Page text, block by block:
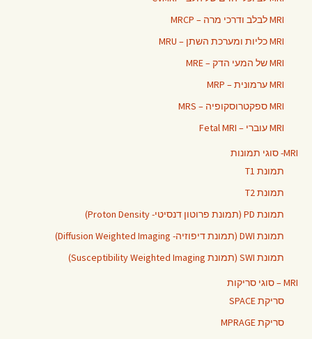
MRI לבלב ודרכי מרה – MRCP
MRI כליות ומערכת השתן – MRU
MRI של המעי הדק – MRE
MRI ערמונית – MRP
MRI ספקטרוסקופיה – MRS
MRI עוברי – Fetal MRI
MRI- סוגי תמונות
תמונת T1
תמונת T2
תמונת PD (תמונת פרוטון דנסיטי- Proton Density)
תמונת DWI (תמונת דיפוזיה- Diffusion Weighted Imaging)
תמונת SWI (תמונת Susceptibility Weighted Imaging)
MRI – סוגי סריקות
סריקת SPACE
סריקת MPRAGE